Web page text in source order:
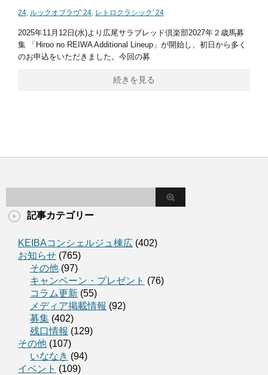
24 ルックオブラヴ' 24 レトロクラシック' 24
2025年11月12日(水)より広尾サラブレッド倶楽部2027年２歳馬募
集 「Hiroo no REIWA Additional Lineup」が開始し、初日から多く
のお申込をいただきました。今回の募
続きを見る
記事カテゴリー
KEIBAコンシェルジュ棟広 (402)
お知らせ (765)
その他 (97)
キャンペーン・プレゼント (76)
コラム更新 (55)
メディア掲載情報 (92)
募集 (402)
残口情報 (129)
その他 (107)
いななき (94)
イベント (109)